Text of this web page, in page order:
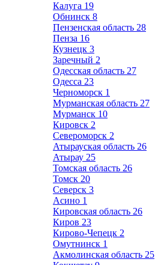
Калуга 19
Обнинск 8
Пензенская область 28
Пенза 16
Кузнецк 3
Заречный 2
Одесская область 27
Одесса 23
Черноморск 1
Мурманская область 27
Мурманск 10
Кировск 2
Североморск 2
Атырауская область 26
Атырау 25
Томская область 26
Томск 20
Северск 3
Асино 1
Кировская область 26
Киров 23
Кирово-Чепецк 2
Омутнинск 1
Акмолинская область 25